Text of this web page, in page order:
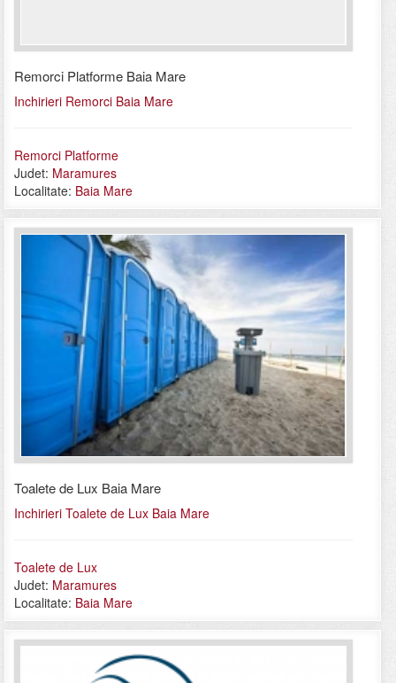
Remorci Platforme Baia Mare
Inchirieri Remorci Baia Mare
Remorci Platforme
Judet: Maramures
Localitate: Baia Mare
Toalete de Lux Baia Mare
Inchirieri Toalete de Lux Baia Mare
Toalete de Lux
Judet: Maramures
Localitate: Baia Mare